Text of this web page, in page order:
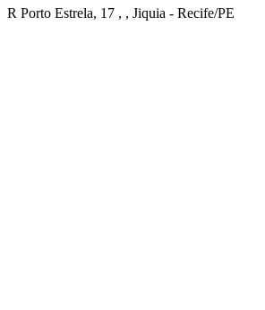
R Porto Estrela, 17 , , Jiquia - Recife/PE